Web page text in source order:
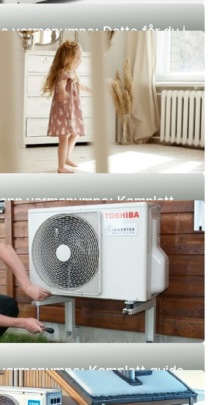
varmepumpe: Dette får du i
varmepumpe: Komplett
og ulemper)
Komplett guide
og ulemper)